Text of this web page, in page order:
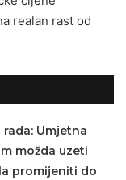
realan rast od
Umjetna
možda uzeti
promijeniti do